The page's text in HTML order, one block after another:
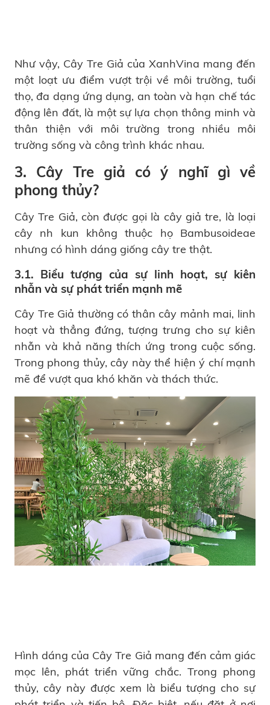
Như vậy, Cây Tre Giả của XanhVina mang đến
một loạt ưu điểm vượt trội về môi trường, tuổi
thọ, đa dạng ứng dụng, an toàn và hạn chế tác
động lên đất, là một sự lựa chọn thông minh và
thân thiện với môi trường trong nhiều môi
trường sống và công trình khác nhau.
3. Cây Tre giả có ý nghĩ gì về
phong thủy?
Cây Tre Giả, còn được gọi là cây giả tre, là loại
cây nh kun không thuộc họ Bambusoideae
nhưng có hình dáng giống cây tre thật.
3.1. Biểu tượng của sự linh hoạt, sự kiên
nhẫn và sự phát triển mạnh mẽ
Cây Tre Giả thường có thân cây mảnh mai, linh
hoạt và thẳng đứng, tượng trưng cho sự kiên
nhẫn và khả năng thích ứng trong cuộc sống.
Trong phong thủy, cây này thể hiện ý chí mạnh
mẽ để vượt qua khó khăn và thách thức.
Hình dáng của Cây Tre Giả mang đến cảm giác
mọc lên, phát triển vững chắc. Trong phong
thủy, cây này được xem là biểu tượng cho sự